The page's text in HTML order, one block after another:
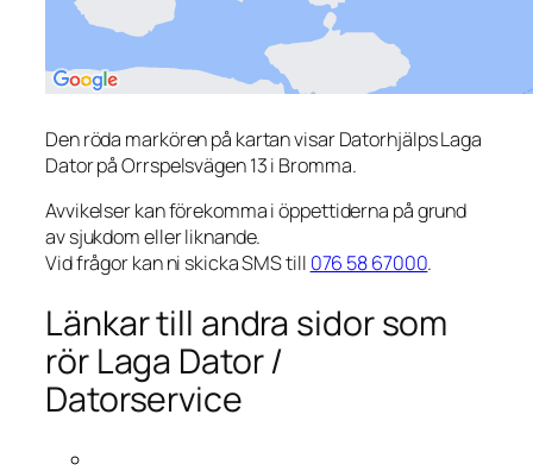
Den röda markören på kartan visar Datorhjälps Laga
Dator på Orrspelsvägen 13 i Bromma.
Avvikelser kan förekomma i öppettiderna på grund
av sjukdom eller liknande.
Vid frågor kan ni skicka SMS till 076 58 67000.
Länkar till andra sidor som
rör Laga Dator /
Datorservice